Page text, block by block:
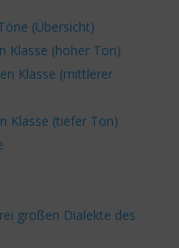
(Übersicht)
Klasse (hoher Ton)
Klasse (mittlerer
Klasse (tiefer Ton)
großen Dialekte des